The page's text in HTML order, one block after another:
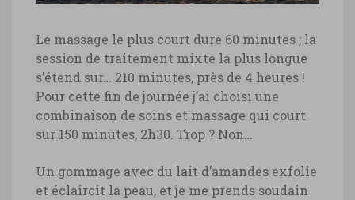
coucher de soleil hôtel Angsana
Velavaru, Maldives
hôtel Angsana Velavaru, villas sur lagon
© Marie-Ange Ostré
Le massage le plus court dure 60 minutes ; la
session de traitement mixte la plus longue
s’étend sur… 210 minutes, près de 4 heures !
Pour cette fin de journée j’ai choisi une
combinaison de soins et massage qui court
sur 150 minutes, 2h30. Trop ? Non…
Un gommage avec du lait d’amandes exfolie
et éclaircit la peau, et je me prends soudain